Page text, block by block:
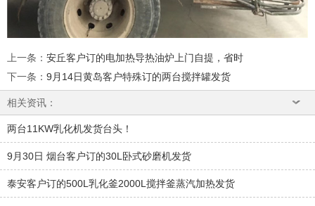
上一条 ： 安丘客户订的电加热导热油炉上门自提，省时
下一条 ： 9月14日黄岛客户特殊订的两台搅拌罐发货
相关资讯：
两台11KW乳化机发货台头！
9月30日 烟台客户订的30L卧式砂磨机发货
泰安客户订的500L乳化釜2000L搅拌釜蒸汽加热发货